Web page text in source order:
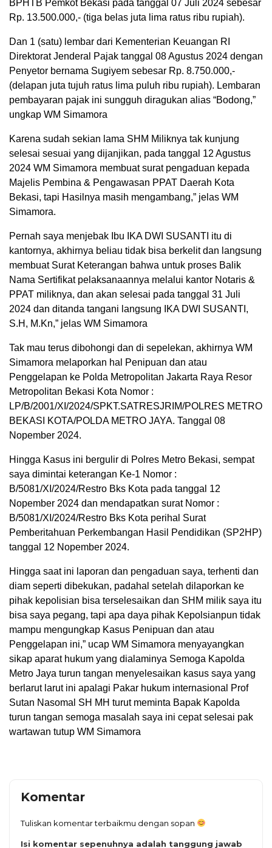
BPHTB Pemkot Bekasi pada tanggal 07 Juli 2024 sebesar
Rp. 13.500.000,- (tiga belas juta lima ratus ribu rupiah).
Dan 1 (satu) lembar dari Kementerian Keuangan RI
Direktorat Jenderal Pajak tanggal 08 Agustus 2024 dengan
Penyetor bernama Sugiyem sebesar Rp. 8.750.000,-
(delapan juta tujuh ratus lima puluh ribu rupiah). Lembaran
pembayaran pajak ini sungguh diragukan alias “Bodong,”
ungkap WM Simamora
Karena sudah sekian lama SHM Miliknya tak kunjung
selesai sesuai yang dijanjikan, pada tanggal 12 Agustus
2024 WM Simamora membuat surat pengaduan kepada
Majelis Pembina & Pengawasan PPAT Daerah Kota
Bekasi, tapi Hasilnya masih mengambang,” jelas WM
Simamora.
Pernah saya menjebak Ibu IKA DWI SUSANTI itu di
kantornya, akhirnya beliau tidak bisa berkelit dan langsung
membuat Surat Keterangan bahwa untuk proses Balik
Nama Sertifikat pelaksanaannya melalui kantor Notaris &
PPAT miliknya, dan akan selesai pada tanggal 31 Juli
2024 dan ditanda tangani langsung IKA DWI SUSANTI,
S.H, M.Kn,” jelas WM Simamora
Tak mau terus dibohongi dan di sepelekan, akhirnya WM
Simamora melaporkan hal Penipuan dan atau
Penggelapan ke Polda Metropolitan Jakarta Raya Resor
Metropolitan Bekasi Kota Nomor :
LP/B/2001/XI/2024/SPKT.SATRESJRIM/POLRES METRO
BEKASI KOTA/POLDA METRO JAYA. Tanggal 08
Nopember 2024.
Hingga Kasus ini bergulir di Polres Metro Bekasi, sempat
saya dimintai keterangan Ke-1 Nomor :
B/5081/XI/2024/Restro Bks Kota pada tanggal 12
Nopember 2024 dan mendapatkan surat Nomor :
B/5081/XI/2024/Restro Bks Kota perihal Surat
Pemberitahuan Perkembangan Hasil Pendidikan (SP2HP)
tanggal 12 Nopember 2024.
Hingga saat ini laporan dan pengaduan saya, terhenti dan
diam seperti dibekukan, padahal setelah dilaporkan ke
pihak kepolisian bisa terselesaikan dan SHM milik saya itu
bisa saya pegang, tapi apa daya pihak Kepolsianpun tidak
mampu mengungkap Kasus Penipuan dan atau
Penggelapan ini,” ucap WM Simamora menyayangkan
sikap aparat hukum yang dialaminya Semoga Kapolda
Metro Jaya turun tangan menyelesaikan kasus saya yang
berlarut larut ini apalagi Pakar hukum internasional Prof
Sutan Nasomal SH MH turut meminta Bapak Kapolda
turun tangan semoga masalah saya ini cepat selesai pak
wartawan tutup WM Simamora
Komentar
Tuliskan komentar terbaikmu dengan sopan
Isi komentar sepenuhnya adalah tanggung jawab